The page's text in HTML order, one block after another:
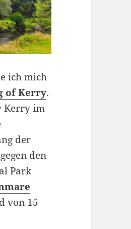
ich mich
of Kerry.
Kerry im
der
den
Park
von 15